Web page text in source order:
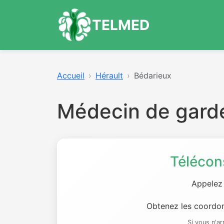
TELMED
Accueil Hérault Bédarieux
Médecin de
Obtenez les
Si vous